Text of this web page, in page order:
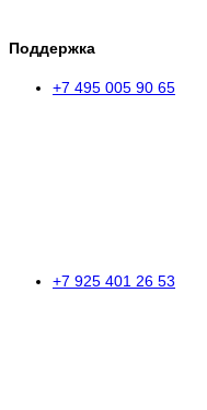
Поддержка
+7 495 005 90 65
+7 925 401 26 53